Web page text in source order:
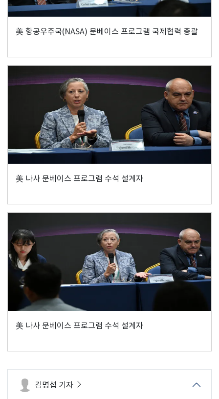
美 항공우주국(NASA) 문베이스 프로그램 국제협력 총괄
美 나사 문베이스 프로그램 수석 설계자
美 나사 문베이스 프로그램 수석 설계자
김명섭 기자